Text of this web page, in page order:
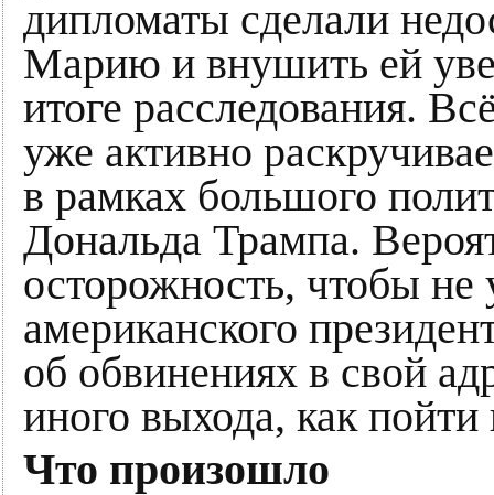
дипломаты сделали
Марию и внушить ей
итоге расследования.
уже активно
в рамках большого
Дональда Трампа.
осторожность, чтобы не
американского
об обвинениях в свой
иного выхода, как пойти
Что произошло